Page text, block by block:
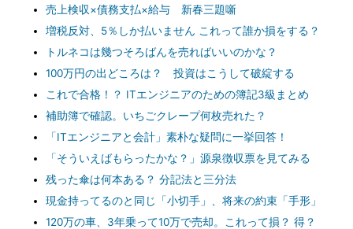
売上検収×債務支払×給与 新春三題噺
増税反対、5％しか払いません これって誰か損をする？
トルネコは幾つそろばんを売ればいいのかな？
100万円の出どころは？ 投資はこうして破綻する
これで合格！？ ITエンジニアのための簿記3級まとめ
補助簿で確認。いちごクレープ何枚売れた？
「ITエンジニアと会計」素朴な疑問に一挙回答！
「そういえばもらったかな？」源泉徴収票を見てみる
残った傘は何本ある？ 分記法と三分法
現金持ってるのと同じ「小切手」、将来の約束「手形」
120万の車、3年乗って10万で売却。これって損？ 得？